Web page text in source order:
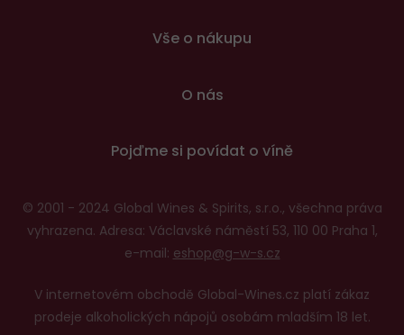
Vše o nákupu
O nás
Pojďme si povídat o víně
© 2001 - 2024 Global Wines & Spirits, s.r.o., všechna práva
vyhrazena. Adresa: Václavské náměstí 53, 110 00 Praha 1,
e-mail: eshop@g-w-s.cz
V internetovém obchodě Global-Wines.cz platí zákaz
prodeje alkoholických nápojů osobám mladším 18 let.